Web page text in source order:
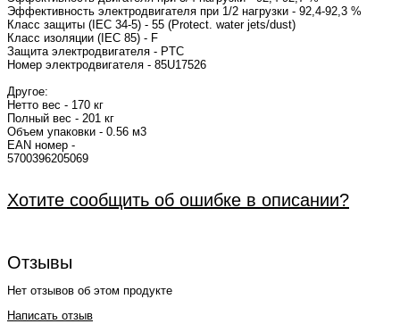
Эффективность электродвигателя при 1/2 нагрузки - 92,4-92,3 %
Класс защиты (IEC 34-5) - 55 (Protect. water jets/dust)
Класс изоляции (IEC 85) - F
Защита электродвигателя - PTC
Номер электродвигателя
Другое:
Нетто вес - 170 кг
Полный вес - 201 кг
Объем упаковки - 0.56 м3
EAN номер -
Хотите сообщить об ошибке в описании?
Отзывы
Нет отзывов об этом продукте
Написать отзыв